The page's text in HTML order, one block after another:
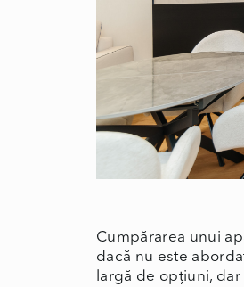
Cumpărarea unui
dacă nu este
largă de opțiuni,